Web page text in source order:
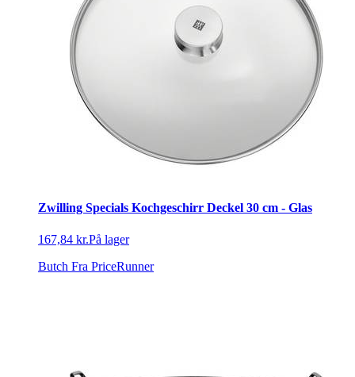
Zwilling Specials Kochgeschirr Deckel 30 cm - Glas
167,84 kr.På lager
Butch Fra PriceRunner